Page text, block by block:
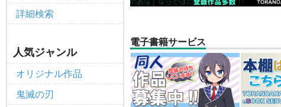
詳細検索
人気ジャンル
オリジナル作品
鬼滅の刃
電子書籍サービス